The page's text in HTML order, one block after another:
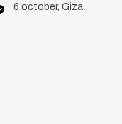
6 october, Giza